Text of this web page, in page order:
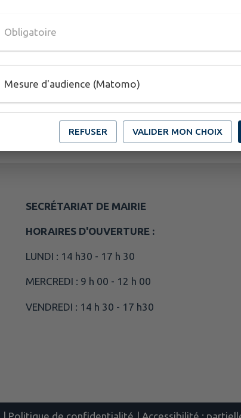
SECRÉTARIAT DE MAIRIE
HORAIRES D'OUVERTURE :
LUNDI : 14 h30 - 17 h 30
MERCREDI : 9 h 00 - 12 h 00
VENDREDI : 14 h 30 - 17 h30
Obligatoire
Mesure d'audience (Matomo)
REFUSER VALIDER MON CHOIX